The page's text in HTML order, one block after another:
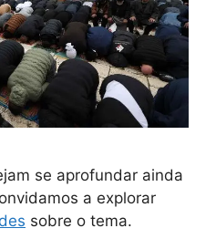
se aprofundar ainda
a explorar
sobre o tema.